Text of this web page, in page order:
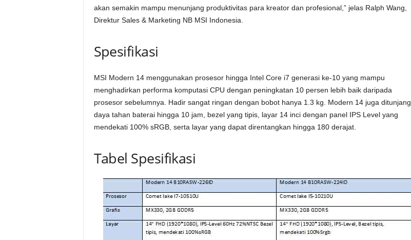
akan semakin mampu menunjang produktivitas para kreator dan profesional,” jelas Ralph Wang,
Direktur Sales & Marketing NB MSI Indonesia.
Spesifikasi
MSI Modern 14 menggunakan prosesor hingga Intel Core i7 generasi ke-10 yang mampu
menghadirkan performa komputasi CPU dengan peningkatan 10 persen lebih baik daripada
prosesor sebelumnya. Hadir sangat ringan dengan bobot hanya 1.3 kg. Modern 14 juga ditunjang
daya tahan baterai hingga 10 jam, bezel yang tipis, layar 14 inci dengan panel IPS Level yang
mendekati 100% sRGB, serta layar yang dapat direntangkan hingga 180 derajat.
Tabel Spesifikasi